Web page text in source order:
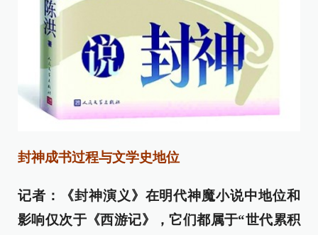
封神成书过程与文学史地位
记者：《封神演义》在明代神魔小说中地位和
影响仅次于《西游记》，它们都属于“世代累积